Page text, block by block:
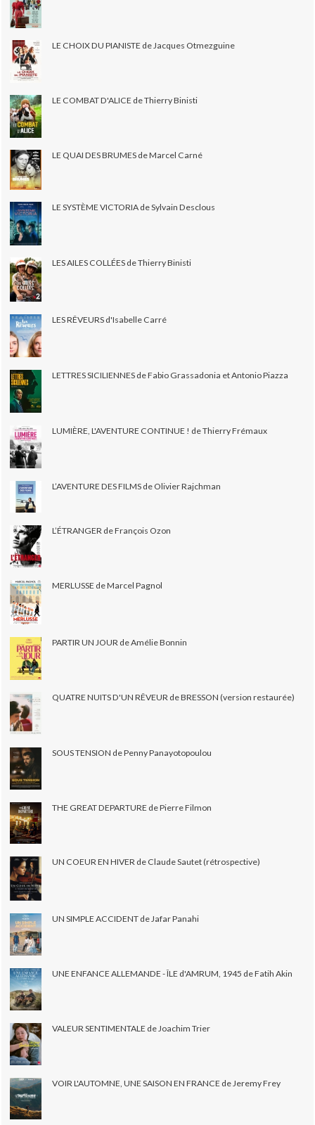
LE CHOIX DU PIANISTE de Jacques Otmezguine
LE COMBAT D'ALICE de Thierry Binisti
LE QUAI DES BRUMES de Marcel Carné
LE SYSTÈME VICTORIA de Sylvain Desclous
LES AILES COLLÉES de Thierry Binisti
LES RÊVEURS d'Isabelle Carré
LETTRES SICILIENNES de Fabio Grassadonia et Antonio Piazza
LUMIÈRE, L'AVENTURE CONTINUE ! de Thierry Frémaux
L’AVENTURE DES FILMS de Olivier Rajchman
L’ÉTRANGER de François Ozon
MERLUSSE de Marcel Pagnol
PARTIR UN JOUR de Amélie Bonnin
QUATRE NUITS D'UN RÊVEUR de BRESSON (version restaurée)
SOUS TENSION de Penny Panayotopoulou
THE GREAT DEPARTURE de Pierre Filmon
UN COEUR EN HIVER de Claude Sautet (rétrospective)
UN SIMPLE ACCIDENT de Jafar Panahi
UNE ENFANCE ALLEMANDE - ÎLE d'AMRUM, 1945 de Fatih Akin
VALEUR SENTIMENTALE de Joachim Trier
VOIR L'AUTOMNE, UNE SAISON EN FRANCE de Jeremy Frey